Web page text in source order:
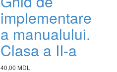
implementare
a manualului.
Clasa a II-a
40,00 MDL